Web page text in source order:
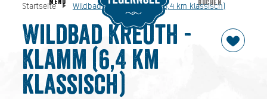
Startseite Wildbad Kreuth - Klamm (6,4 km klassisch)
Wildbad Kreuth -
Klamm (6,4 km
klassisch)
Startseite Wildbad Kreuth - Klamm (6,4 km klassisch)
MENU BUCHEN